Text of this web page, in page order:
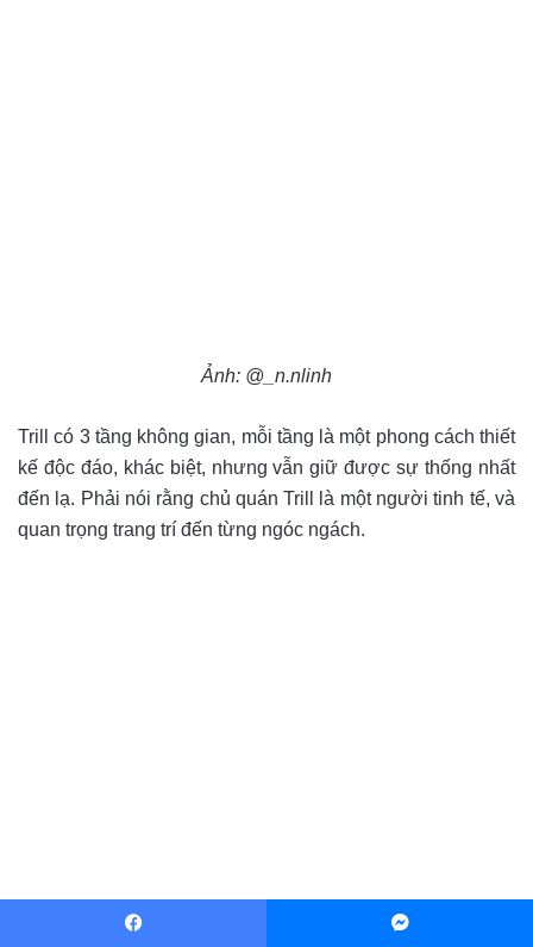
Ảnh: @_n.nlinh
Trill có 3 tầng không gian, mỗi tầng là một phong cách thiết
kế độc đáo, khác biệt, nhưng vẫn giữ được sự thống nhất
đến lạ. Phải nói rằng chủ quán Trill là một người tinh tế, và
quan trọng trang trí đến từng ngóc ngách.